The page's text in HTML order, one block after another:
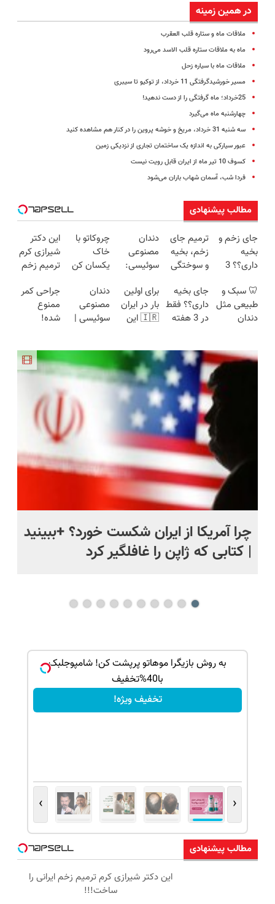
در همین زمینه
ملاقات ماه و ستاره قلب العقرب
ماه به ملاقات ستاره قلب الاسد می‌رود
ملاقات ماه با سیاره زحل
مسیر خورشیدگرفتگی 11 خرداد، از توکیو تا سیبری
25خرداد؛ ماه گرفتگی را از دست ندهید!
چهارشنبه ماه می‌گیرد
سه شنبه 31 خرداد، مریخ و خوشه پروین را در کنار هم مشاهده کنید
عبور سیارکی به اندازه یک ساختمان تجاری از نزدیکی زمین
کسوف 10 تیر ماه از ایران قابل رویت نیست
فردا شب، آسمان شهاب باران می‌شود
مطالب پیشنهادی
جای زخم و
بخیه
داری؟؟ 3
محوش کن!
ترمیم جای
زخم، بخیه
و سوختگی
هفته!!😍
دندان
مصنوعی
سوئیسی:
فناوری
اروپا، سبک
و مقاوم |
قسطی
چروکاتو با
خاک
یکسان کن
خانگی+آسان+به
صرفه)
این دکتر
شیرازی کرم
ترمیم زخم
ساخت!!!
🦷 سبک و
طبیعی مثل
دندان
و پرداخت
اقساطی 💳
جای بخیه
داری؟؟ فقط
در 3 هفته
برای اولین
بار در ایران
🇮🇷 این
23 روزه
ساخت!
دندان
مصنوعی
سوئیسی |
ویزیت
رایگان+پرداخت
اقساطی😍
جراحی کمر
ممنوع
شده!
منزل درمان
کنی؟
((پرسش‌نامه))
چرا آمریکا از ایران شکست خورد؟ +ببینید
| کتابی که ژاپن را غافلگیر کرد
به روش بازیگرا موهاتو پرپشت کن! شامپوجلبک
با40%تخفیف
تخفیف ویژه!
‹
›
مطالب پیشنهادی
این دکتر شیرازی کرم ترمیم زخم ایرانی را
ساخت!!!